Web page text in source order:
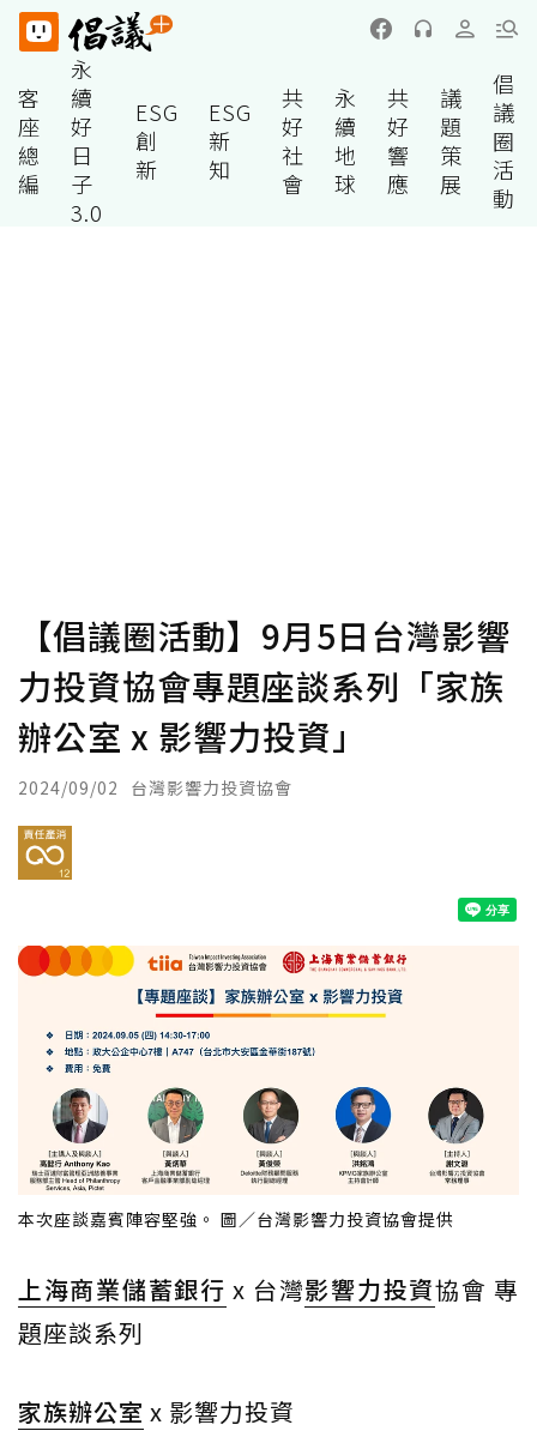
客
座
總
編
永
續
好
日
子
3.0
ESG
創
新
ESG
新
知
共
好
社
會
永
續
地
球
共
好
響
應
議
題
策
展
倡
議
圈
活
動
【倡議圈活動】9月5日台灣影響
力投資協會專題座談系列「家族
辦公室 x 影響力投資」
2024/09/02 台灣影響力投資協會
本次座談嘉賓陣容堅強。 圖／台灣影響力投資協會提供
上海商業儲蓄銀行 x 台灣影響力投資協會 專
題座談系列
家族辦公室 x 影響力投資